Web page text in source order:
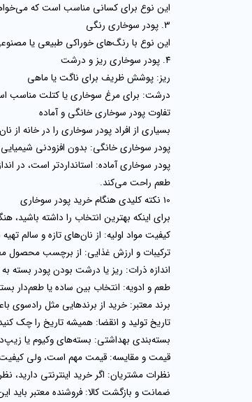
این نوع برای کسانی مناسب است که
۳. پودر سوخاری رنگی
این نوع با رنگ‌های خوراکی طبیعی یا
۴. پودر سوخاری ریز و درشت
ریز: پوشش ظریف برای ناگت یا ماهی
درشت: برای مرغ سوخاری یا کتلت مناسب
تفاوت پودر سوخاری خانگی و آماده
بسیاری از افراد پودر سوخاری را در خانه
پودر سوخاری خانگی: بدون افزودنی
پودر سوخاری آماده: استانداردتر است، در
طعم راحت می‌کند.
10 نکته کلیدی هنگام خرید پودر سوخاری
برای اینکه بهترین انتخاب را داشته باشید،
کیفیت مواد اولیه: از نان‌های تازه و سالم
ترکیبات و ارزش غذایی: از برچسب محصول
اندازه ذرات: ریز یا درشت بودن پودر بسته
طعم و ادویه: انتخاب بین ساده یا طعم‌دار
برند معتبر: خرید از برندهایی مثل رادسوی
تاریخ تولید و انقضا: همیشه تاریخ را چک
بسته‌بندی بهداشتی: بسته‌های وکیوم یا
قیمت و مقایسه: قیمت مهم است، ولی کیفیت
نظرات مشتریان: اگر خرید اینترنتی دارید،
ضمانت و بازگشت کالا: فروشنده معتبر باید